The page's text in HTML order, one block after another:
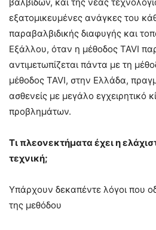
βαλβίδων, και της νέας
εξατομικευμένες ανάγκες του
παραβαλβιδικής διαφυγής και
Εξάλλου, όταν η μέθοδος TAVI
αντιμετωπίζεται πάντα με τη
μέθοδος TAVI, στην Ελλάδα,
ασθενείς με μεγάλο εγχειρητικό
προβλημάτων.
Τι πλεονεκτήματα έχει η
τεχνική;
Υπάρχουν δεκαπέντε λόγοι που
της μεθόδου